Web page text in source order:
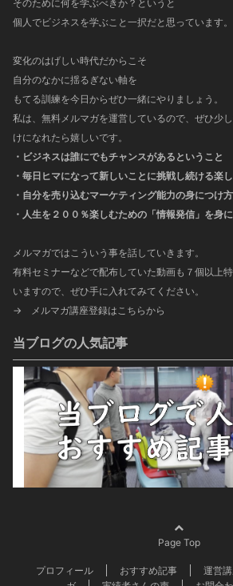
そのために何を学ぶべきか？というと
個人でビジネスを学ぶこと一択だと思っています。
変化のはげしい時代だからこそ
自分のなかに揺るぎない軸を
もてる訓練を今日からぜひ一緒にやりましょう。
私は、無料メルマガを運営しているので、ぜひ少
けになれたら嬉しいです。
・ビジネスは誰にでもチャンスがあるということ
・毎日ヒマになって新しいことに挑戦し続ける楽
・自分を売り込むマーケティング能力の身につけ方
・人生を２００％楽しむための「情報発信」を身
メルマガではこういう事を話していきます。
有料セミナーなどで配布していた動画も７個以上
いますので、ぜひ手に入れてみてください。
→
メルマガ講座登録はこちらから
当ブログの人気記事
Page Top
プロフィール おすすめ記事 運営